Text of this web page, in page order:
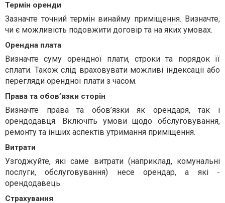
Термін оренди
Зазначте точний термін винайму приміщення. Визначте,
чи є можливість подовжити договір та на яких умовах.
Орендна плата
Визначте суму орендної плати, строки та порядок її
сплати. Також слід враховувати можливі індексації або
перегляди орендної плати з часом.
Права та обов’язки сторін
Визначте права та обов’язки як орендаря, так і
орендодавця. Включіть умови щодо обслуговування,
ремонту та інших аспектів утримання приміщення.
Витрати
Узгоджуйте, які саме витрати (наприклад, комунальні
послуги, обслуговування) несе орендар, а які -
орендодавець.
Страхування